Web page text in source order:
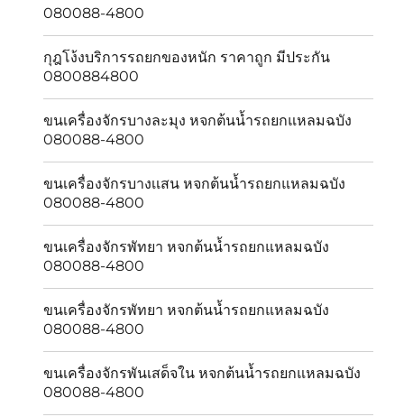
080088-4800
กุฎโง้งบริการรถยกของหนัก ราคาถูก มีประกัน
0800884800
ขนเครื่องจักรบางละมุง หจกต้นน้ำรถยกแหลมฉบัง
080088-4800
ขนเครื่องจักรบางเเสน หจกต้นน้ำรถยกแหลมฉบัง
080088-4800
ขนเครื่องจักรพัทยา หจกต้นน้ำรถยกแหลมฉบัง
080088-4800
ขนเครื่องจักรพัทยา หจกต้นน้ำรถยกแหลมฉบัง
080088-4800
ขนเครื่องจักรพันเสด็จใน หจกต้นน้ำรถยกแหลมฉบัง
080088-4800